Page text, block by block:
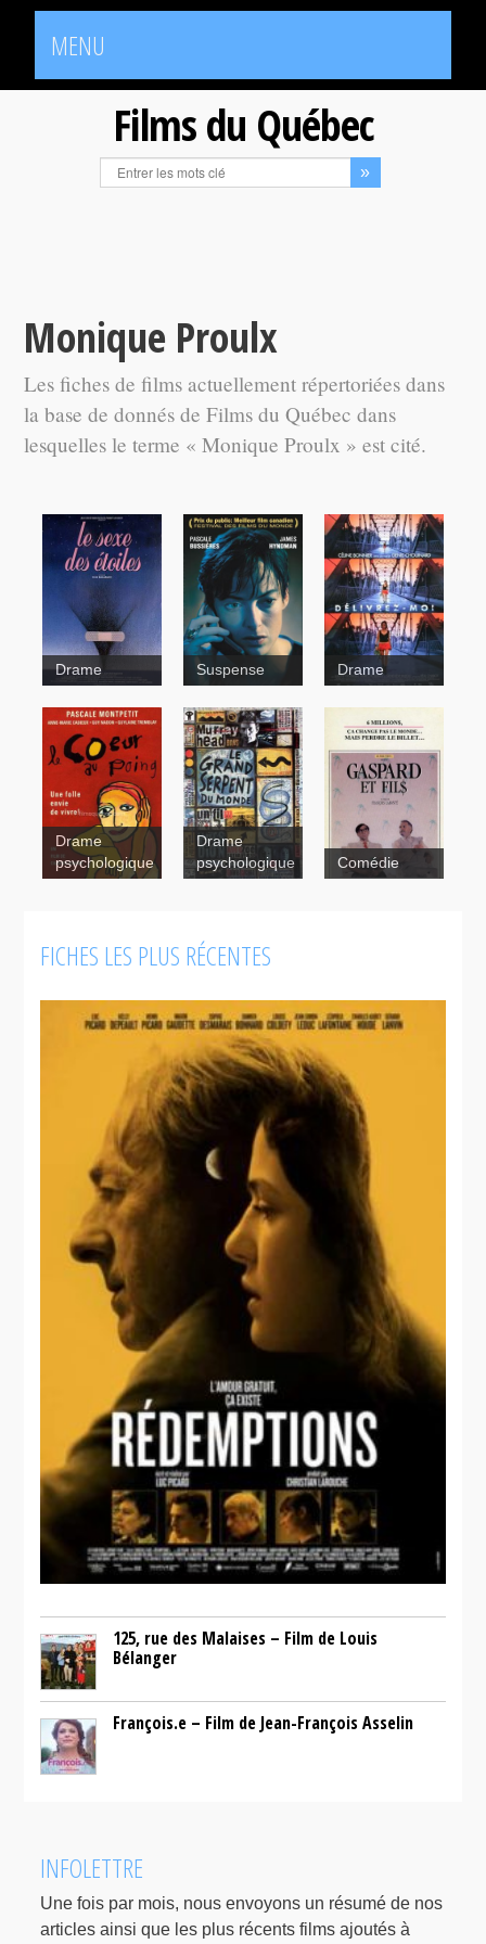
MENU
Films du Québec
Monique Proulx
Les fiches de films actuellement répertoriées dans
la base de donnés de Films du Québec dans
lesquelles le terme « Monique Proulx » est cité.
Le sexe des
étoiles
Drame
Souvenirs
Suspense Drame
Le
coeur au
Eldorado
La
beauté de
Pandore
Drame
psychologique
Le
grand
serpent du
monde
movie
Drame
psychologique
fils
Comédie
FICHES LES PLUS RÉCENTES
125, rue des Malaises – Film de Louis
Bélanger
François.e – Film de Jean-François Asselin
INFOLETTRE
Une fois par mois, nous envoyons un résumé de nos
articles ainsi que les plus récents films ajoutés à